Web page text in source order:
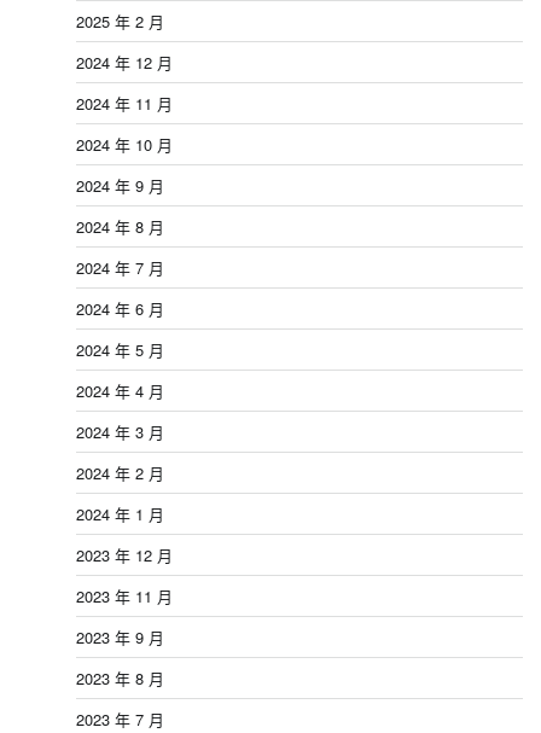
2025 年 2 月
2024 年 12 月
2024 年 11 月
2024 年 10 月
2024 年 9 月
2024 年 8 月
2024 年 7 月
2024 年 6 月
2024 年 5 月
2024 年 4 月
2024 年 3 月
2024 年 2 月
2024 年 1 月
2023 年 12 月
2023 年 11 月
2023 年 9 月
2023 年 8 月
2023 年 7 月